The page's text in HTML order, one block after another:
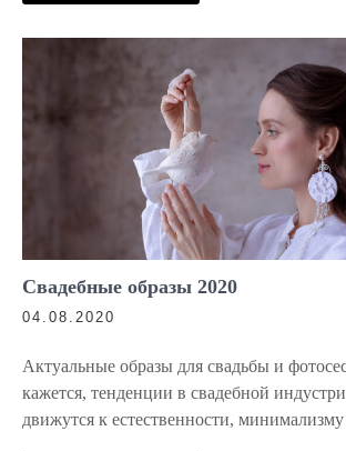
Свадебные образы 2020
04.08.2020
Актуальные образы для свадьбы и
кажется, тенденции в свадебной
движутся к естественности,